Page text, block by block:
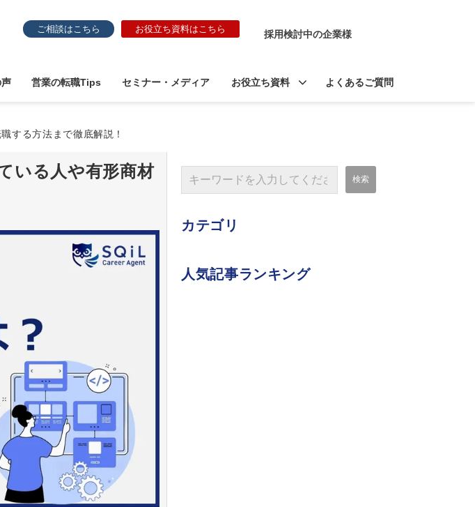
ご相談はこちら お役立ち資料はこちら 採用検討中の企業様
営業の転職Tips セミナー・メディア お役立ち資料 よくあるご質問
する方法まで徹底解説！
いる人や有形商材
カテゴリ
人気記事ランキング